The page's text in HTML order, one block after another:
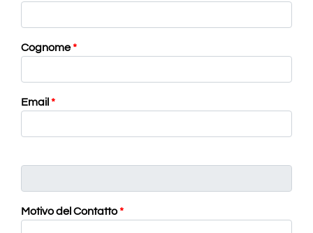
Cognome*
Email *
Motivo del Contatto*